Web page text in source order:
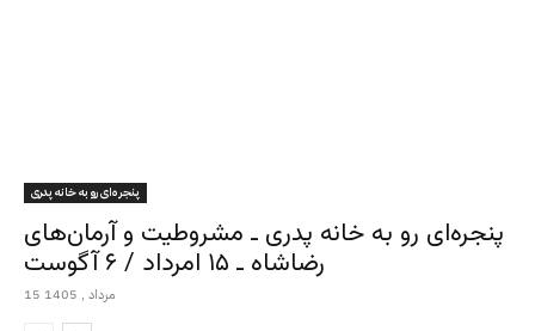
پنجره‌ای رو به خانه پدری
پنجره‌ای رو به خانه پدری ـ مشروطیت و آرمان‌های
رضاشاه ـ ۱۵ امرداد / ۶ آگوست
15 مرداد , 1405